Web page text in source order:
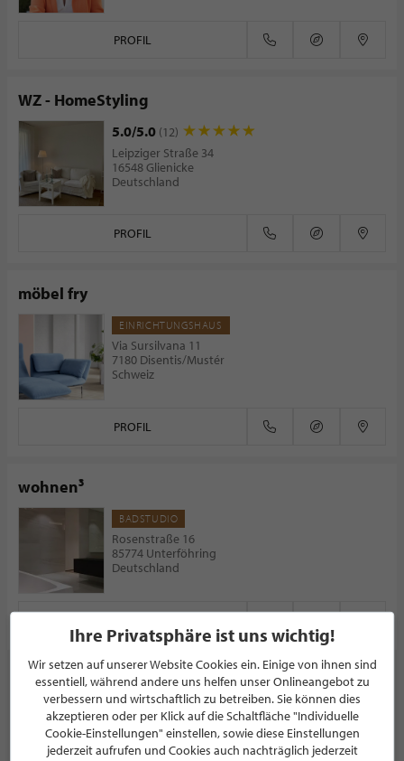
PROFIL
WZ - HomeStyling
5.0/5.0 (12)
Leipziger Straße 34
16548 Glienicke
Deutschland
PROFIL
möbel fry
EINRICHTUNGSHAUS
Via Sursilvana 11
7180 Disentis/Mustér
Schweiz
PROFIL
wohnen³
BADSTUDIO
Rosenstraße 16
85774 Unterföhring
Deutschland
NEWSLETTER
Ihre Privatsphäre ist uns wichtig!
Wir setzen auf unserer Website Cookies ein. Einige von ihnen sind
essentiell, während andere uns helfen unser Onlineangebot zu
verbessern und wirtschaftlich zu betreiben. Sie können dies
akzeptieren oder per Klick auf die Schaltfläche "Individuelle
Cookie-Einstellungen" einstellen, sowie diese Einstellungen
jederzeit aufrufen und Cookies auch nachträglich jederzeit